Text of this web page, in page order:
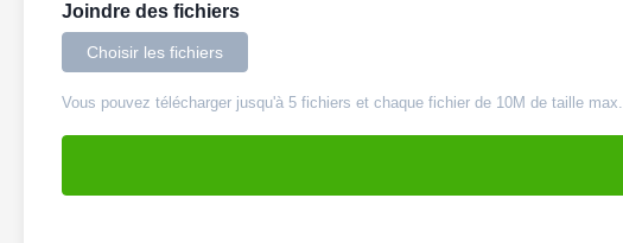
Joindre des fichiers
Choisir les fichiers
Vous pouvez télécharger jusqu'à 5 fichiers et chaque fichier de 10M de taille max.